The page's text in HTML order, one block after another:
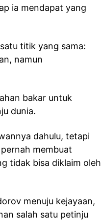
ia mendapat yang
titik yang sama:
namun
bakar untuk
dunia.
dahulu, tetapi
membuat
tidak bisa diklaim oleh
menuju kejayaan,
salah satu petinju